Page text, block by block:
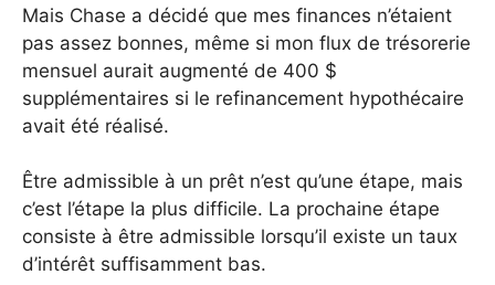
Mais Chase a décidé que mes finances n’étaient
pas assez bonnes, même si mon flux de trésorerie
mensuel aurait augmenté de 400 $
supplémentaires si le refinancement hypothécaire
avait été réalisé.
Être admissible à un prêt n’est qu’une étape, mais
c’est l’étape la plus difficile. La prochaine étape
consiste à être admissible lorsqu’il existe un taux
d’intérêt suffisamment bas.